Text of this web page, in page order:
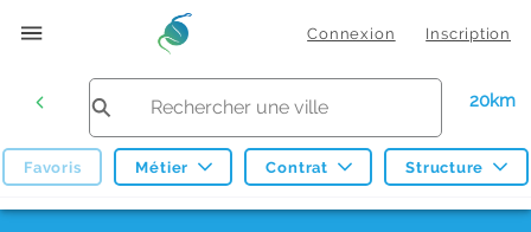
Connexion Inscription
20km
Favoris Métier Contrat Structure